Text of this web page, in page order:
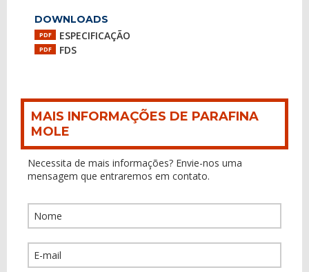
DOWNLOADS
PDF ESPECIFICAÇÃO
PDF FDS
MAIS INFORMAÇÕES DE PARAFINA
MOLE
Necessita de mais informações? Envie-nos uma
mensagem que entraremos em contato.